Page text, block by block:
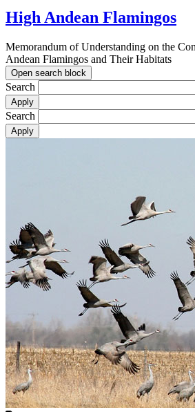
High Andean Flamingos
Memorandum of Understanding on the
Andean Flamingos and Their Habitats
Open search block
Search
Search